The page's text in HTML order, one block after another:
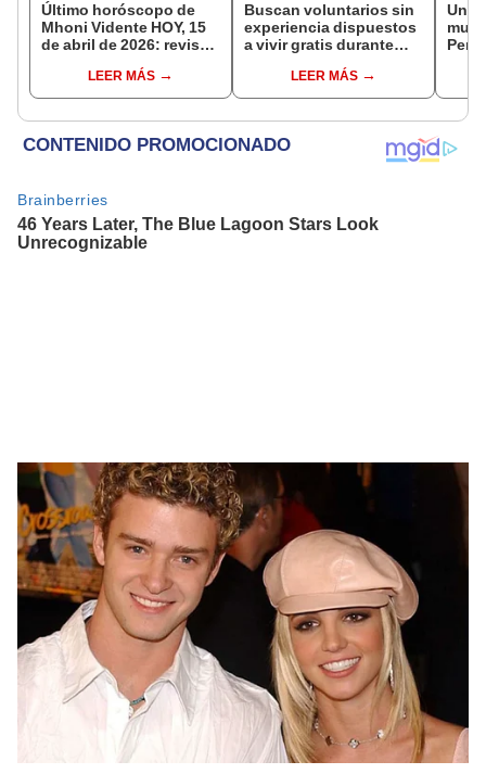
Último horóscopo de
Mhoni Vidente HOY, 15
de abril de 2026: revisa
signo y entérate si te
espera un día
LEER MÁS
Buscan voluntarios sin
experiencia dispuestos
a vivir gratis durante
cuidar caballos, burros
y otros animales
LEER MÁS
Un
años